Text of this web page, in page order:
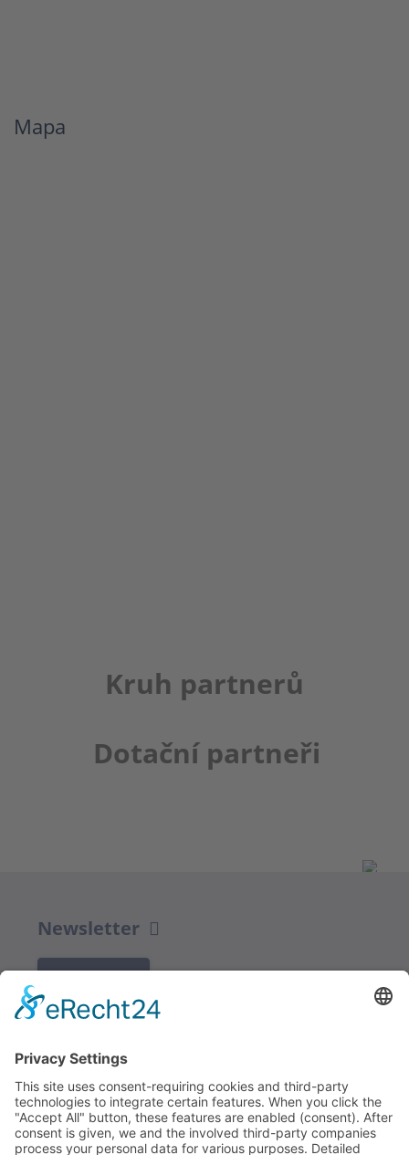
Mapa
Kruh partnerů
Dotační partneři
Newsletter
Redakce bbkult.net
Centrum Bavaria Bohemia (CeBB)
Dr. Veronika Hofinger
Freyung 1, 92539 Schönsee
Tel.:+49 (0)9674 / 92 48 78